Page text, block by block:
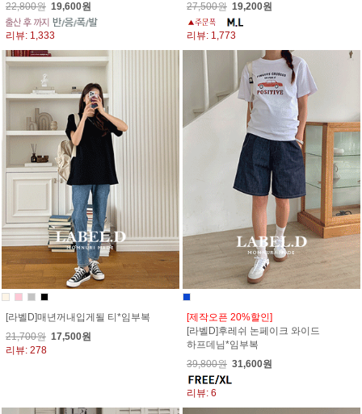
22,800원 19,600원
리뷰: 1,333
27,500원 19,200원
리뷰: 1,773
[라벨D]매년꺼내입게될 티*임부복
21,700원 17,500원
리뷰: 278
[제작오픈 20%할인]
[라벨D]후레쉬 논페이크 와이드
하프데님*임부복
39,800원 31,600원
리뷰: 6